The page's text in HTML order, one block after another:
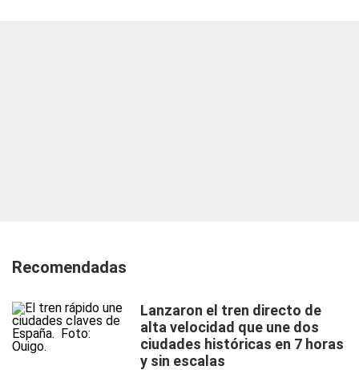
Recomendadas
Lanzaron el tren directo de
alta velocidad que une dos
ciudades históricas en 7 horas
y sin escalas